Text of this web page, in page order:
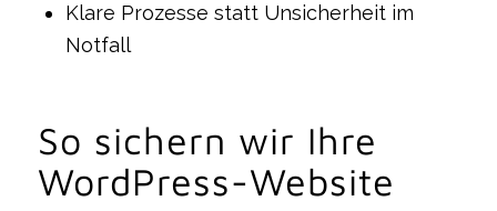
Klare Prozesse statt Unsicherheit im
Notfall
So sichern wir Ihre
WordPress-Website